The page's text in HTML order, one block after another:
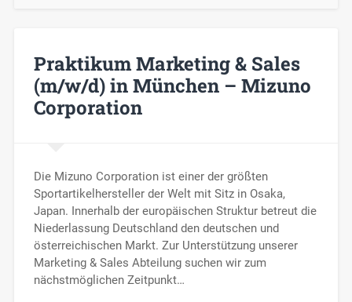
Praktikum Marketing & Sales
(m/w/d) in München – Mizuno
Corporation
Die Mizuno Corporation ist einer der größten
Sportartikelhersteller der Welt mit Sitz in Osaka,
Japan. Innerhalb der europäischen Struktur betreut die
Niederlassung Deutschland den deutschen und
österreichischen Markt. Zur Unterstützung unserer
Marketing & Sales Abteilung suchen wir zum
nächstmöglichen Zeitpunkt…